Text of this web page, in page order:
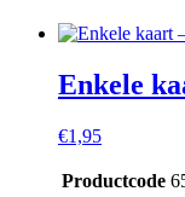
Enkele
€1,95
Productcode